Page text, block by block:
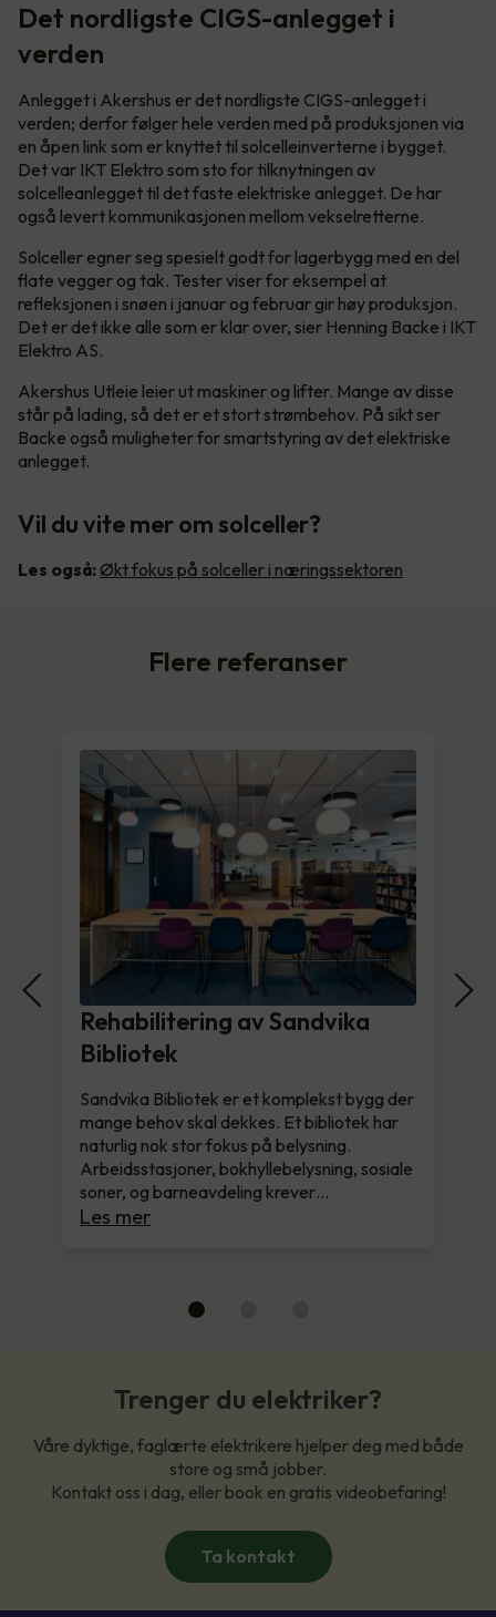
Det nordligste CIGS-anlegget i
verden
Anlegget i Akershus er det nordligste CIGS-anlegget i
verden; derfor følger hele verden med på produksjonen via
en åpen link som er knyttet til solcelleinverterne i bygget.
Det var IKT Elektro som sto for tilknytningen av
solcelleanlegget til det faste elektriske anlegget. De har
også levert kommunikasjonen mellom vekselretterne.
Solceller egner seg spesielt godt for lagerbygg med en del
flate vegger og tak. Tester viser for eksempel at
refleksjonen i snøen i januar og februar gir høy produksjon.
Det er det ikke alle som er klar over, sier Henning Backe i IKT
Elektro AS.
Akershus Utleie leier ut maskiner og lifter. Mange av disse
står på lading, så det er et stort strømbehov. På sikt ser
Backe også muligheter for smartstyring av det elektriske
anlegget.
Vil du vite mer om solceller?
Les også: Økt fokus på solceller i næringssektoren
Flere referanser
Rehabilitering av Sandvika
Bibliotek
Sandvika Bibliotek er et komplekst bygg der
mange behov skal dekkes. Et bibliotek har
naturlig nok stor fokus på belysning.
Arbeidsstasjoner, bokhyllebelysning, sosiale
soner, og barneavdeling krever…
Les mer
Trenger du elektriker?
Våre dyktige, faglærte elektrikere hjelper deg med både
store og små jobber.
Kontakt oss i dag, eller book en gratis videobefaring!
Ta kontakt